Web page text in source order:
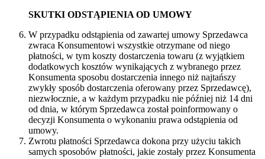
SKUTKI ODSTĄPIENIA OD UMOWY
W przypadku odstąpienia od zawartej umowy Sprzedawca
zwraca Konsumentowi wszystkie otrzymane od niego
płatności, w tym koszty dostarczenia towaru (z wyjątkiem
dodatkowych kosztów wynikających z wybranego przez
Konsumenta sposobu dostarczenia innego niż najtańszy
zwykły sposób dostarczenia oferowany przez Sprzedawcę),
niezwłocznie, a w każdym przypadku nie później niż 14 dni
od dnia, w którym Sprzedawca został poinformowany o
decyzji Konsumenta o wykonaniu prawa odstąpienia od
umowy.
Zwrotu płatności Sprzedawca dokona przy użyciu takich
samych sposobów płatności, jakie zostały przez Konsumenta